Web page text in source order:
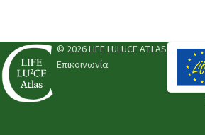
© 2026 LIFE LULUCF ATLAS
Επικοινωνία